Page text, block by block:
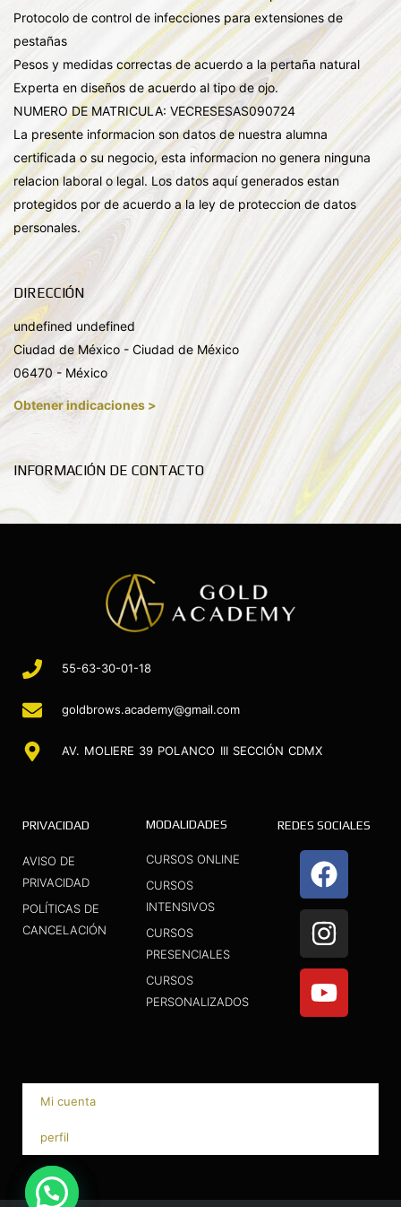
Protocolo de control de infecciones para extensiones de
pestañas
Pesos y medidas correctas de acuerdo a la pertaña natural
Experta en diseños de acuerdo al tipo de ojo.
NUMERO DE MATRICULA: VECRESESAS090724
La presente informacion son datos de nuestra alumna
certificada o su negocio, esta informacion no genera ninguna
relacion laboral o legal. Los datos aquí generados estan
protegidos por de acuerdo a la ley de proteccion de datos
personales.
DIRECCIÓN
undefined undefined
Ciudad de México - Ciudad de México
06470 - México
Obtener indicaciones >
INFORMACIÓN DE CONTACTO
55-63-30-01-18
goldbrows.academy@gmail.com
AV. MOLIERE 39 POLANCO III SECCIÓN CDMX
PRIVACIDAD
AVISO DE
PRIVACIDAD
POLÍTICAS DE
CANCELACIÓN
MODALIDADES
CURSOS ONLINE
CURSOS
INTENSIVOS
CURSOS
PRESENCIALES
CURSOS
PERSONALIZADOS
REDES SOCIALES
F
a
c
e
b
o
o
I
n
s
t
a
g
r
m
Y
o
u
t
u
b
e
Mi cuenta
perfil